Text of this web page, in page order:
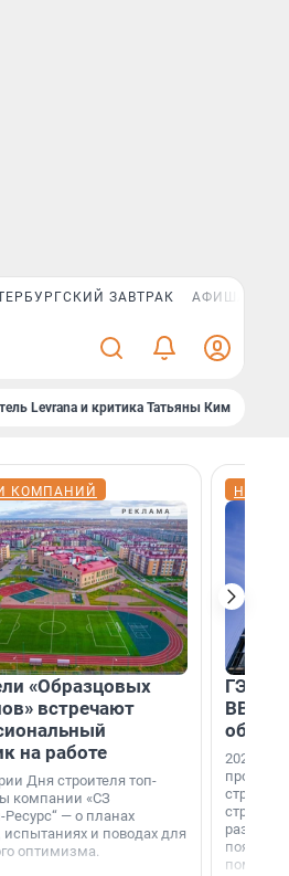
ЗАВТРАК АФИША PLUS
Levrana и критика Татьяны Ким
КОМПАНИЙ
«Образцовых
встречают
на работе
Дня строителя топ-
компании «СЗ
Ресурс“ — о планах
и поводах для
оптимизма.
ГЭС,
ВВП: в
об
2026-й —
раз. В